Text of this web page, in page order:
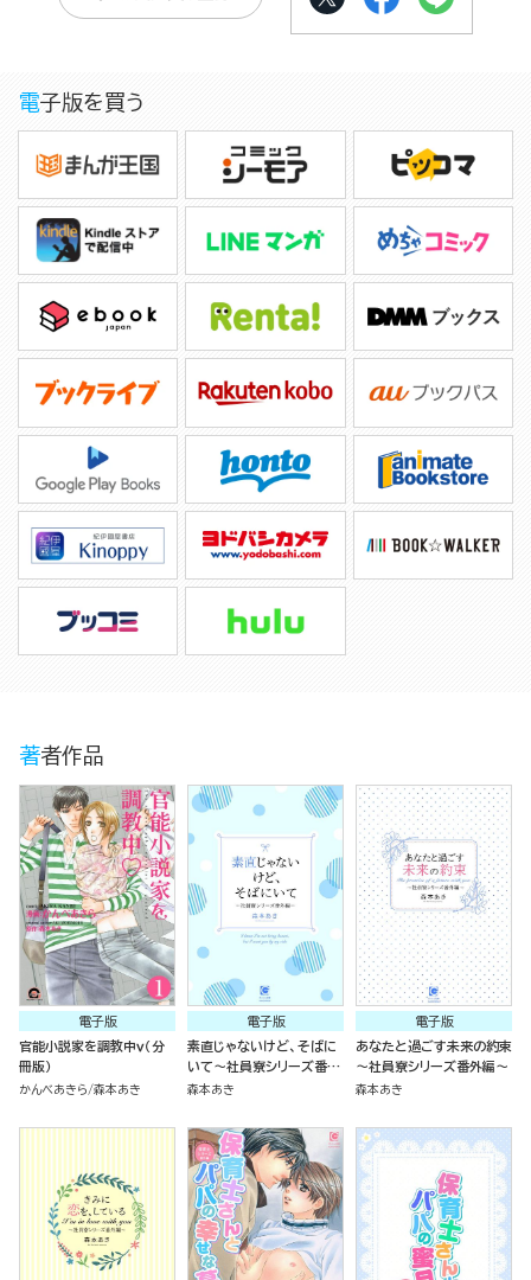
電子版を買う
著者作品
電子版
官能小説家を調教中ｖ（分
冊版）
かんべあきら 森本あき
電子版
素直じゃないけど、そばに
いて～社員寮シリーズ番外
編～
森本あき
電子版
あなたと過ごす未来の約束
～社員寮シリーズ番外編～
森本あき